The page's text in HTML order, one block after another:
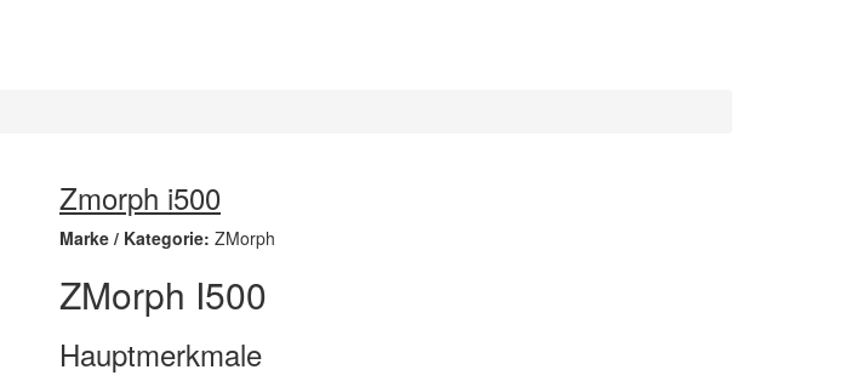
Zmorph i500
Marke / Kategorie: ZMorph
ZMorph I500
Hauptmerkmale